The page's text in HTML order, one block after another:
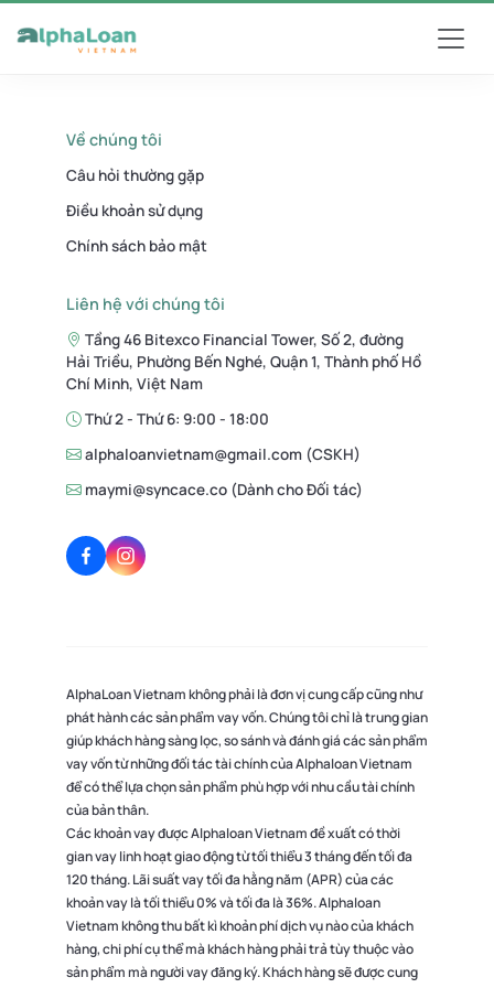
Về chúng tôi
Câu hỏi thường gặp
Điều khoản sử dụng
Chính sách bảo mật
Liên hệ với chúng tôi
Tầng 46 Bitexco Financial Tower, Số 2, đường
Hải Triều, Phường Bến Nghé, Quận 1, Thành phố Hồ
Chí Minh, Việt Nam
Thứ 2 - Thứ 6: 9:00 - 18:00
alphaloanvietnam@gmail.com (CSKH)
maymi@syncace.co (Dành cho Đối tác)
AlphaLoan Vietnam không phải là đơn vị cung cấp cũng như
phát hành các sản phẩm vay vốn. Chúng tôi chỉ là trung gian
giúp khách hàng sàng lọc, so sánh và đánh giá các sản phẩm
vay vốn từ những đối tác tài chính của Alphaloan Vietnam
để có thể lựa chọn sản phẩm phù hợp với nhu cầu tài chính
của bản thân.
Các khoản vay được Alphaloan Vietnam đề xuất có thời
gian vay linh hoạt giao động từ tối thiểu 3 tháng đến tối đa
120 tháng. Lãi suất vay tối đa hằng năm (APR) của các
khoản vay là tối thiểu 0% và tối đa là 36%. Alphaloan
Vietnam không thu bất kì khoản phí dịch vụ nào của khách
hàng, chi phí cụ thể mà khách hàng phải trả tùy thuộc vào
sản phẩm mà người vay đăng ký. Khách hàng sẽ được cung